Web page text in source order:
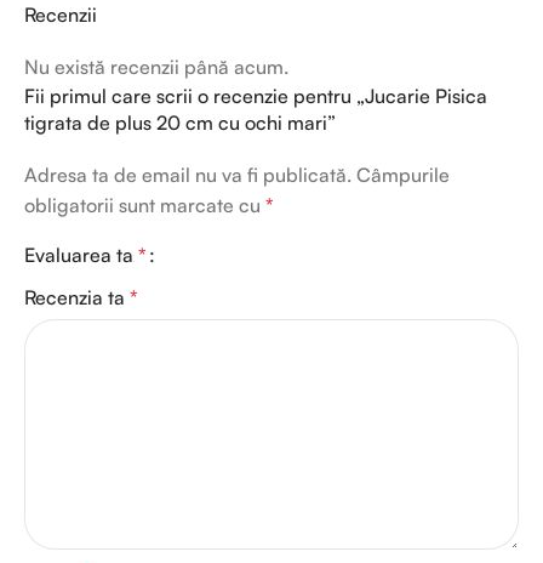
Recenzii
Nu există recenzii până acum.
Fii primul care scrii o recenzie pentru „Jucarie Pisica
tigrata de plus 20 cm cu ochi mari”
Adresa ta de email nu va fi publicată. Câmpurile
obligatorii sunt marcate cu *
Evaluarea ta *
Recenzia ta *